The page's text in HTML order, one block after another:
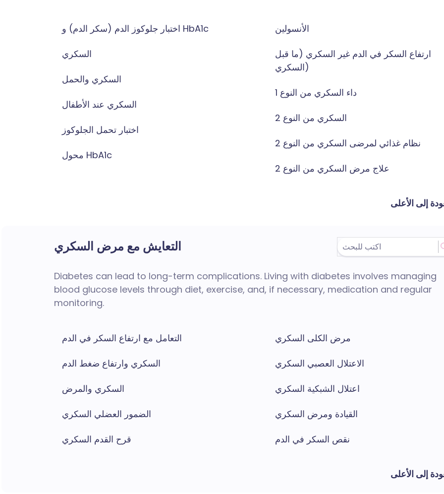
اختبار جلوكوز الدم (سكر الدم) و HbA1c
السكري
السكري والحمل
السكري عند الأطفال
اختبار تحمل الجلوكوز
محول HbA1c
الأنسولين
ارتفاع السكر في الدم غير السكري (ما قبل
السكري)
داء السكري من النوع 1
السكري من النوع 2
نظام غذائي لمرضى السكري من النوع 2
علاج مرض السكري من النوع 2
إلى الأعلى
التعايش مع مرض السكري
Diabetes can lead to long-term complications. Living with diabetes involves managing
blood glucose levels through diet, exercise, and, if necessary, medication and regular
monitoring.
التعامل مع ارتفاع السكر في الدم
السكري وارتفاع ضغط الدم
السكري والمرض
الضمور العضلي السكري
قرح القدم السكري
مرض الكلى السكري
الاعتلال العصبي السكري
اعتلال الشبكية السكري
القيادة ومرض السكري
نقص السكر في الدم
إلى الأعلى